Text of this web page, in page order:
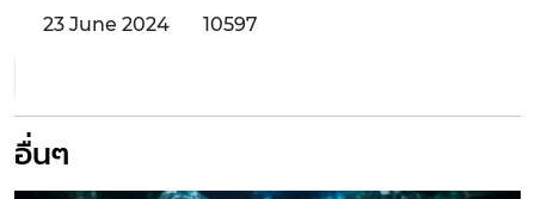
23 June 2024 10597
อื่นๆ